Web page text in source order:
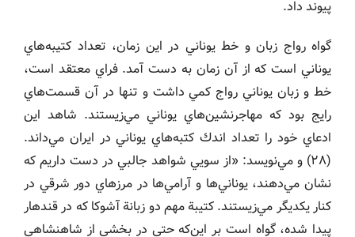
پيوند داد.
گواه رواج زبان و خط يوناني در اين زمان، تعداد كتيبه‌هاي
يوناني است كه از آن زمان به دست آمد. فراي معتقد است،
خط و زبان يوناني رواج كمي داشت و تنها در آن قسمت‌هاي
رايج بود كه مهاجرنشين‌هاي يوناني مي‌زيستند. شاهد اين
ادعاي خود را تعداد اندك كتبه‌هاي يوناني در ايران مي‌داند.
(٢٨) و مي‌نويسد: «از سويي شواهد جالبي در دست داريم كه
نشان مي‌دهند، يوناني‌ها و آرامي‌ها در مرزهاي دور شرقي در
كنار يكديگر مي‌زيستند. كتيبة مهم دو زبانة آشوكا كه در قندهار
پيدا شده، گواه است بر اين‌كه حتي در بخشي از شاهنشاهي